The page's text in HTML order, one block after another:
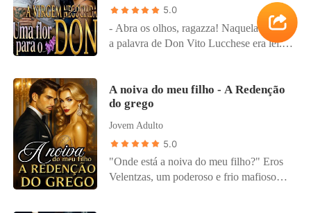
5.0
- Abra os olhos, ragazza! Naquela cidade,
a palavra de Don Vito Lucchese era lei.
um homem vinte anos mais velho - um
mafioso marcado por cicatrizes, traumas e
uma reputação mortal. Juliette jurou que
tocasse. Vito fez uma promessa ainda
mais perigosa: destruiria qualquer um que
tentasse. Entre a rebeldia feroz dela e a
A noiva do meu filho - A Redenção
do grego
Jovem Adulto
5.0
"Onde está a noiva do meu filho?" Eros
Velentzas, um poderoso e frio mafioso